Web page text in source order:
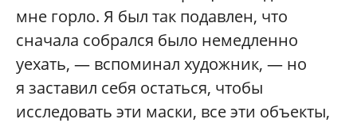
мне горло. Я был так подавлен, что
сначала собрался было немедленно
уехать, — вспоминал художник, — но
я заставил себя остаться, чтобы
исследовать эти маски, все эти объекты,